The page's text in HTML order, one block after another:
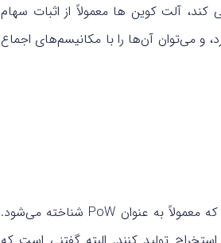
کند، آلت کوین ها معمولاً از اثبات سهام
و می‌توان آن‌ها را با مکانیسم‌های اجماع
آلت‌کوین‌های مبتنی بر استخراج از روش اثبات کار استفاده می‌کنند که معمولاً به عنوان PoW شناخته می‌شود.